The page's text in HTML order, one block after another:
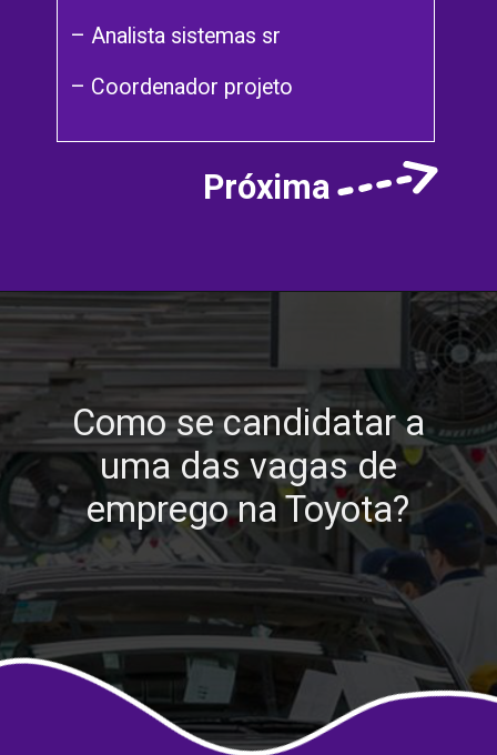
– Analista sistemas sr
– Coordenador projeto
Próxima
Como se candidatar a
uma das vagas de
emprego na Toyota?